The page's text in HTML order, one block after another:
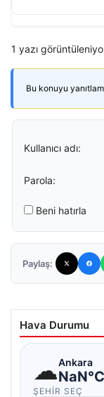
1 yazı
Bu konuyu
Kullanıcı adı:
Parola:
Beni hatırla
Paylaş:
Hava Durumu
☁Ankara
NaN°C
ŞEHIR SEÇ